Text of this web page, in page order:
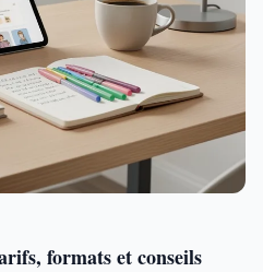
formats et conseils